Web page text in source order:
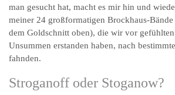
man gesucht hat, macht es mir hin und
meiner 24 großformatigen Brockhaus-
dem Goldschnitt oben), die wir vor
Unsummen erstanden haben, nach
fahnden.
Stroganoff oder Stoganow?